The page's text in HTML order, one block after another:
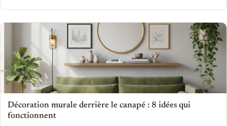
Décoration murale derrière le canapé : 8 idées qui
fonctionnent